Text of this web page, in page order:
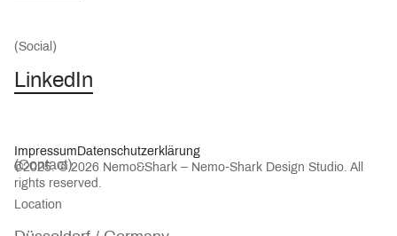
(Social)
LinkedIn
Impressum Datenschutzerklärung
©2025. © 2026 Nemo&Shark – Nemo-Shark Design Studio. All
rights reserved.
(Contact)
Location